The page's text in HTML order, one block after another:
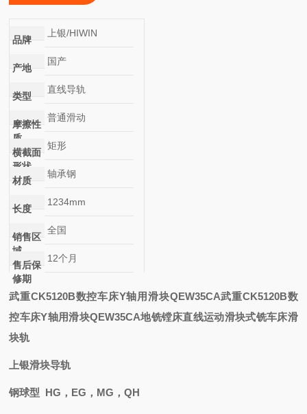
品牌
上银/HIWIN
产地
国产
类型
直线导轨
摩擦性
质
普通滑动
横截面
形状
矩形
材质
轴承钢
长度
1234mm
销售区
域
全国
售后保
修期
12个月
武重CK5120B数控车床Y轴用滑块QEW35CA武重CK5120B数
控车床Y轴用滑块QEW35CA地铣镗床直线运动滑块式铣车床滑
块轨
上银滑块导轨
钢球型 HG，EG，MG，QH